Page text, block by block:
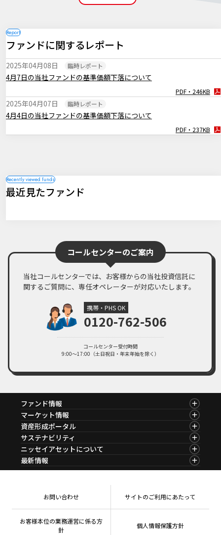
臨時レポート「日銀1月 0.50％への追加利上げを決定」
臨時レポート「日銀12月 金融政策の現状維持を決定」
2024年12月20日
PDF・255KB
臨時レポート「12月FOMC 3会合連続で利下げを決定」
2024年12月19日 マーケットレポート
PDF・256KB
臨時レポート「11月FOMC 2会合連続で利下げを決定」
2024年11月08日 マーケットレポート
PDF・262KB
臨時レポート「9月FOMC 約4年半ぶりとなる利下げを決定」
2024年09月19日
ファンドに関するレポート
4月7日の当社ファンドの基準価額下落について
2025年04月08日 臨時レポート
PDF・246KB
4月4日の当社ファンドの基準価額下落について
2025年04月07日 臨時レポート
PDF・237KB
最近見たファンド
コールセンターのご案内
当社コールセンターでは、お客様からの当社投資信託に
関するご質問に、専任オペレーターが対応いたします。
携帯・PHS OK
0120-762-506
コールセンター受付時間
9:00～17:00（土日祝日・年末年始を除く）
ファンド情報
ファンド情報TOP
基準価額一覧
ファンド検索
ファンド比較
決算カレンダー
海外休日カレンダー
投資信託新商品のご案内
ちょこっと3分！ファンドシアター
有価証券届出書の効力の発生の有無について
こだわりのインデックスファンド 購入・換金手数料
なしシリーズ
確定拠出年金について
マーケット情報
マーケット情報TOP
マーケット指数
マーケットレポート
コラム
ファンドレポート
資産形成ポータル
資産形成ポータルTOP
資産形成サービス
Nダイレクト
資産形成サポート
NAMシティ
お問い合わせ
よくあるご質問
サステナビリティ
サステナビリティTOP
サステナビリティ経営
サステナブル投資
ニッセイアセットについて
ニッセイアセットについてTOP
会社情報
方針・その他開示情報
公式キャラクターのご紹介
最新情報
マーケットニュース
メディアお問い合わせ サイトのご利用にあたって
お客様本位の業務運営に係る方
針
個人情報保護方針